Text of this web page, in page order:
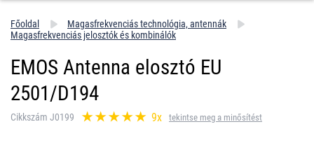
Főoldal
Magasfrekvenciás technológia, antennák
Magasfrekvenciás jelosztók és kombinálók
EMOS Antenna elosztó EU
2501/D194
Cikkszám J0199 9x tekintse meg a minősítést